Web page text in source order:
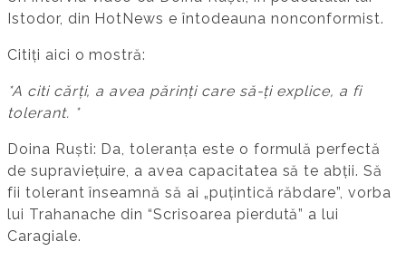
Istodor, din HotNews e întodeauna nonconformist.
Citiți aici o mostră:
*A citi cărți, a avea părinți care să-ți explice, a fi
tolerant. *
Doina Ruști: Da, toleranța este o formulă perfectă
de supraviețuire, a avea capacitatea să te abții. Să
fii tolerant înseamnă să ai „puțintică răbdare”, vorba
lui Trahanache din “Scrisoarea pierdută” a lui
Caragiale.